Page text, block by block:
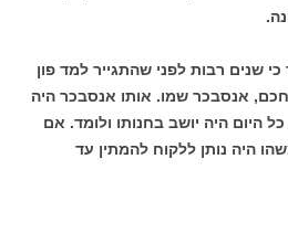
שנים רבות לפני שהתגייר למד פון
אנסבכר שמו. אותו אנסבכר היה
היום היה יושב בחנותו ולומד. אם
היה נותן ללקוח להמתין עד